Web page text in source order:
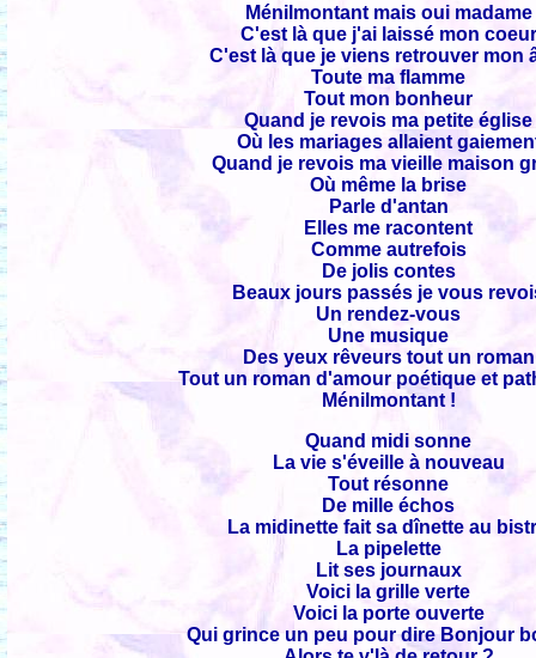
Ménilmontant mais oui madame
C'est là que j'ai laissé mon coeur
C'est là que je viens retrouver mon
Toute ma flamme
Tout mon bonheur
Quand je revois ma petite église
Où les mariages allaient
Quand je revois ma vieille maison
Où même la brise
Parle d'antan
Elles me racontent
Comme autrefois
De jolis contes
Beaux jours passés je vous
Un rendez-vous
Une musique
Des yeux rêveurs tout un roman
Tout un roman d'amour poétique et
Ménilmontant !
Quand midi sonne
La vie s'éveille à nouveau
Tout résonne
De mille échos
La midinette fait sa dînette au
La pipelette
Lit ses journaux
Voici la grille verte
Voici la porte ouverte
Qui grince un peu pour dire Bonjour